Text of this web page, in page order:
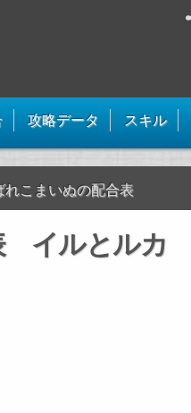
攻略データ スキル
れこまいぬの配合表
イルとルカ